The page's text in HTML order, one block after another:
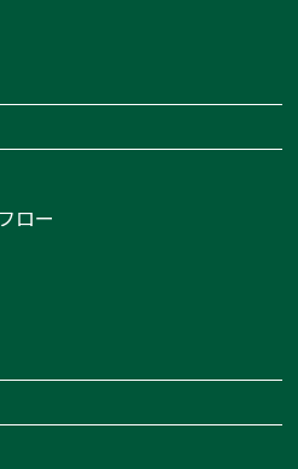
ロー